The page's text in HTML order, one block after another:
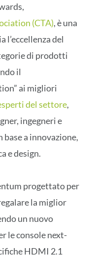
(CTA), è una
l’eccellenza del
di prodotti
il
ai migliori
del settore,
ingegneri e
a innovazione,
e design.
progettato per
la miglior
un nuovo
le console next-
HDMI 2.1